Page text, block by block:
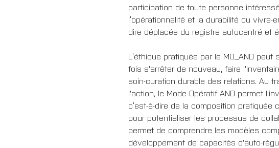
participation de toute personne
l’opérationnalité et la durabilité du vivre-
dire déplacée du registre autocentré et
L’éthique pratiquée par le MO_AND
fois s'arrêter de nouveau, faire
soin-curation durable des relations. Au
l'action, le Mode Opératif AND permet
c’est-à-dire de la composition
pour potentialiser les processus de
permet de comprendre les modèles
développement de capacités d'auto-